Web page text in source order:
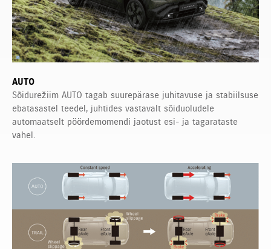
AUTO
Sõidurežiim AUTO tagab suurepärase juhitavuse ja stabiilsuse
ebatasastel teedel, juhtides vastavalt sõiduoludele
automaatselt pöördemomendi jaotust esi- ja tagarataste
vahel.